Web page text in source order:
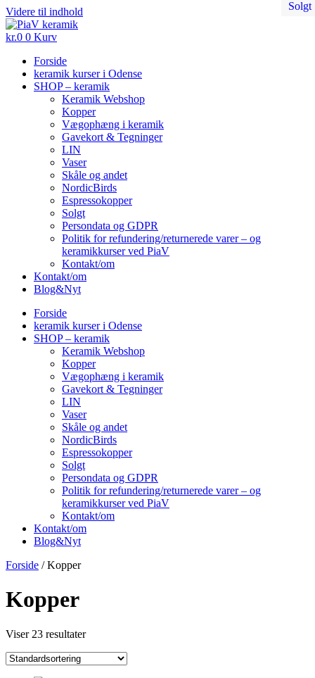
Videre til indhold
kr.0 0 Kurv
Forside
keramik kurser i Odense
SHOP – keramik
Keramik Webshop
Kopper
Vægophæng i keramik
Gavekort & Tegninger
LIN
Vaser
Skåle og andet
NordicBirds
Espressokopper
Solgt
Persondata og GDPR
Politik for refundering/returnerede varer – og
keramikkurser ved PiaV
Kontakt/om
Kontakt/om
Blog&Nyt
Forside
keramik kurser i Odense
SHOP – keramik
Keramik Webshop
Kopper
Vægophæng i keramik
Gavekort & Tegninger
LIN
Vaser
Skåle og andet
NordicBirds
Espressokopper
Solgt
Persondata og GDPR
Politik for refundering/returnerede varer – og
keramikkurser ved PiaV
Kontakt/om
Kontakt/om
Blog&Nyt
Forside / Kopper
Kopper
Viser 23 resultater
Solgt
Solgt
Solgt
Solgt
Solgt
Solgt
Solgt
Solgt
Solgt
Solgt
Solgt
Solgt
Solgt